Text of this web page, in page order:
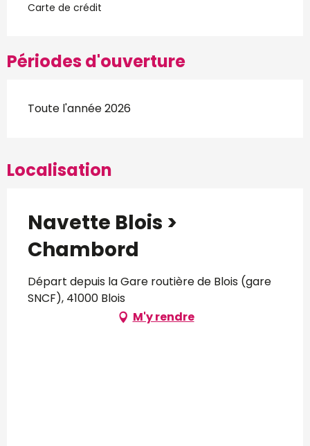
Carte de crédit
Périodes d'ouverture
Toute l'année 2026
Localisation
Navette Blois >
Chambord
Départ depuis la Gare routière de Blois (gare
SNCF), 41000 Blois
M'y rendre